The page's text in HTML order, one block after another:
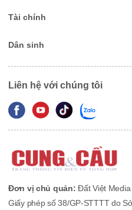
Tài chính
Dân sinh
Liên hệ với chúng tôi
Đơn vị chủ quản: Đất Việt Media
Giấy phép số 38/GP-STTTT do